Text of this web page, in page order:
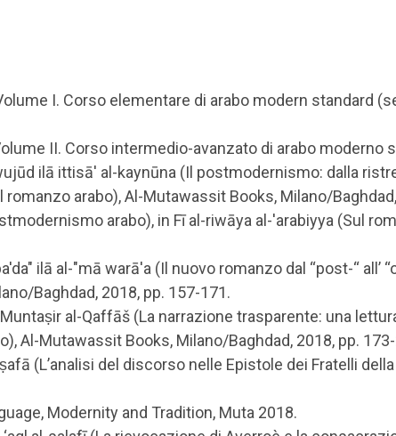
I. Corso elementare di arabo modern standard
II. Corso intermedio-avanzato di arabo moderno
ilā ittisā' al-kaynūna (Il postmodernismo: dalla
romanzo arabo), Al-Mutawassit Books, Milano/
arabo), in Fī al-riwāya al-'arabiyya (Sul
ilā al-"mā warā'a (Il nuovo romanzo dal “post-“ all’
Baghdad, 2018, pp. 157-171.
al-Qaffāš (La narrazione trasparente: una
Al-Mutawassit Books, Milano/Baghdad, 2018, pp.
(L’analisi del discorso nelle Epistole dei Fratelli
Modernity and Tradition, Muta 2018.